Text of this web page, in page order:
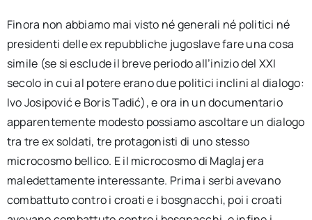
Finora non abbiamo mai visto né generali né politici né
presidenti delle ex repubbliche jugoslave fare una cosa
simile (se si esclude il breve periodo all’inizio del XXI
secolo in cui al potere erano due politici inclini al dialogo:
Ivo Josipović e Boris Tadić), e ora in un documentario
apparentemente modesto possiamo ascoltare un dialogo
tra tre ex soldati, tre protagonisti di uno stesso
microcosmo bellico. E il microcosmo di Maglaj era
maledettamente interessante. Prima i serbi avevano
combattuto contro i croati e i bosgnacchi, poi i croati